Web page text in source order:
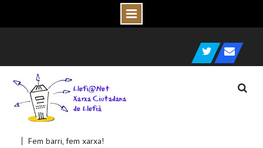
TwitterC
o
r
r
e
u
el
e
c
t
r
ò
n
i
c
Fem barri, fem xarxa!